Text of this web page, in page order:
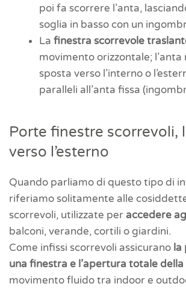
poi fa scorrere l’anta,
soglia in basso con un
La finestra scorrevole
movimento orizzontale; l’anta
sposta verso l’interno o
paralleli all’anta fissa
Porte finestre scorrevoli,
verso l’esterno
Quando parliamo di questo tipo di
riferiamo solitamente alle
scorrevoli, utilizzate peraccedere
balconi, verande, cortili o giardini.
Come infissi scorrevoli assicurano la
una finestra e l’apertura totale
movimento fluido tra indoor e